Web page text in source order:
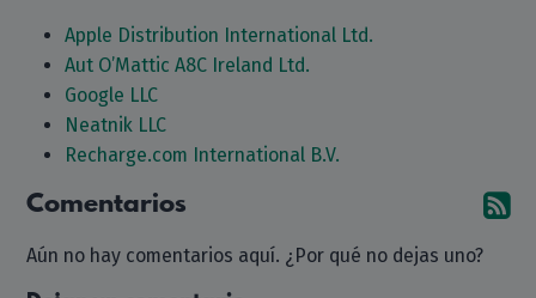
Apple Distribution International Ltd.
Aut O’Mattic A8C Ireland Ltd.
Google LLC
Neatnik LLC
Recharge.com International B.V.
Comentarios
Aún no hay comentarios aquí. ¿Por qué no dejas uno?